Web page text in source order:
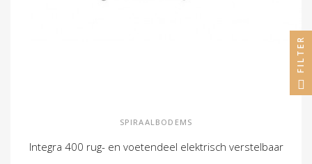
SPIRAALBODEMS
Integra 400 rug- en voetendeel elektrisch verstelbaar
FILTER